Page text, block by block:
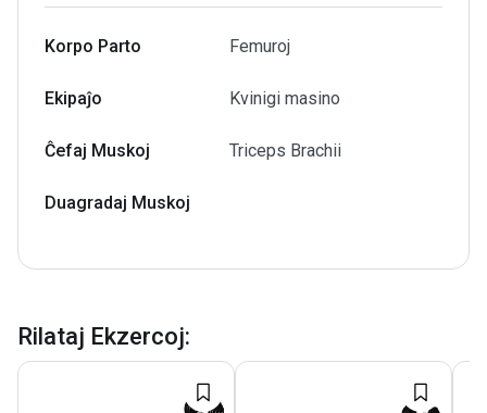
Korpo Parto Femuroj
Ekipaĵo Kvinigi masino
Ĉefaj Muskoj Triceps Brachii
Duagradaj Muskoj
Rilataj Ekzercoj: